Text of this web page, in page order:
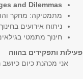
and Dilemmas
מתמטיקה: מחקר
ניתוח אירועים
חינוך מתמטי
פעילות ותפקידים בהווה
אני מכהנת כיום כיושב